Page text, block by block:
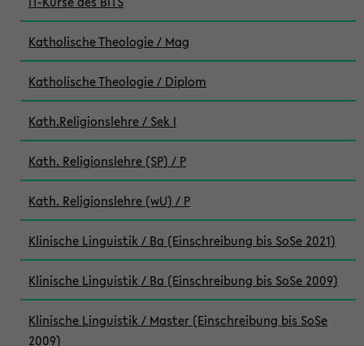
Katholische Theologie / Mag
Katholische Theologie / Diplom
Kath.Religionslehre / Sek I
Kath. Religionslehre (SP) / P
Kath. Religionslehre (wU) / P
Klinische Linguistik / Ba (Einschreibung bis SoSe 2021)
Klinische Linguistik / Ba (Einschreibung bis SoSe 2009)
Klinische Linguistik / Master (Einschreibung bis SoSe
2009)